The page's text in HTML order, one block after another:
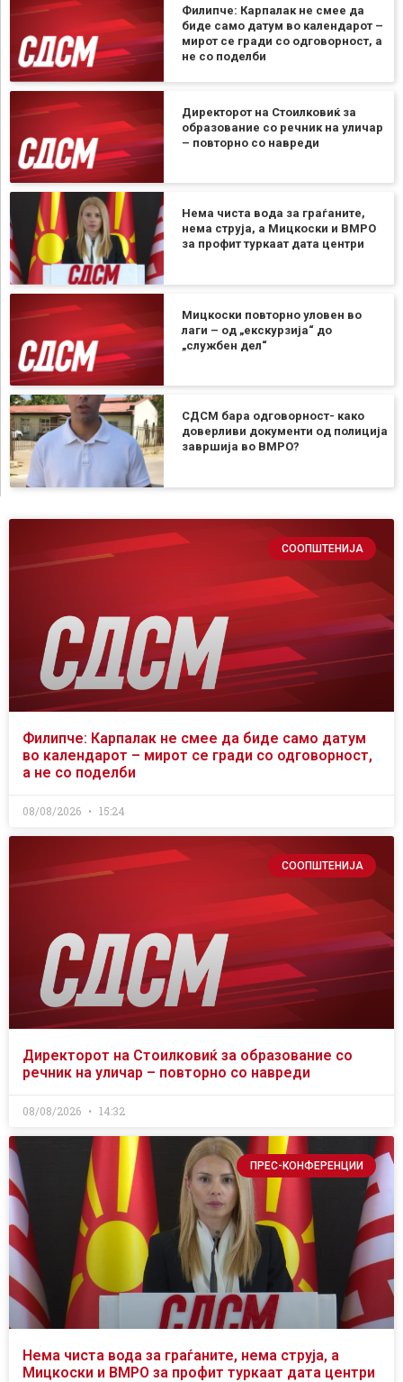
Филипче: Карпалак не смее да
биде само датум во календарот –
мирот се гради со одговорност, а
не со поделби
Директорот на Стоилковиќ за
образование со речник на уличар
– повторно со навреди
Нема чиста вода за граѓаните,
нема струја, а Мицкоски и ВМРО
за профит туркаат дата центри
Мицкоски повторно уловен во
лаги – од „екскурзија“ до
„службен дел“
СДСМ бара одговорност- како
доверливи документи од полиција
завршија во ВМРО?
СООПШТЕНИЈА
Филипче: Карпалак не смее да биде само датум
во календарот – мирот се гради со одговорност,
а не со поделби
08/08/2026 15:24
СООПШТЕНИЈА
Директорот на Стоилковиќ за образование со
речник на уличар – повторно со навреди
08/08/2026 14:32
ПРЕС-КОНФЕРЕНЦИИ
Нема чиста вода за граѓаните, нема струја, а
Мицкоски и ВМРО за профит туркаат дата центри